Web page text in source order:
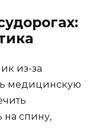
из-за
медицинскую
на спину,